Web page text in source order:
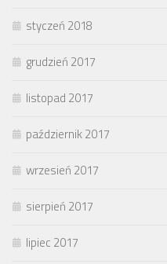
styczeń 2018
grudzień 2017
listopad 2017
październik 2017
wrzesień 2017
sierpień 2017
lipiec 2017